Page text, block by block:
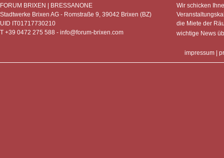
FORUM BRIXEN | BRESSANONE
Stadtwerke Brixen AG - Romstraße 9, 39042 Brixen (BZ)
UID IT01717730210
T +39 0472 275 588 - info@forum-brixen.com
Wir schicken
die Miete der
wichtige News
impressum